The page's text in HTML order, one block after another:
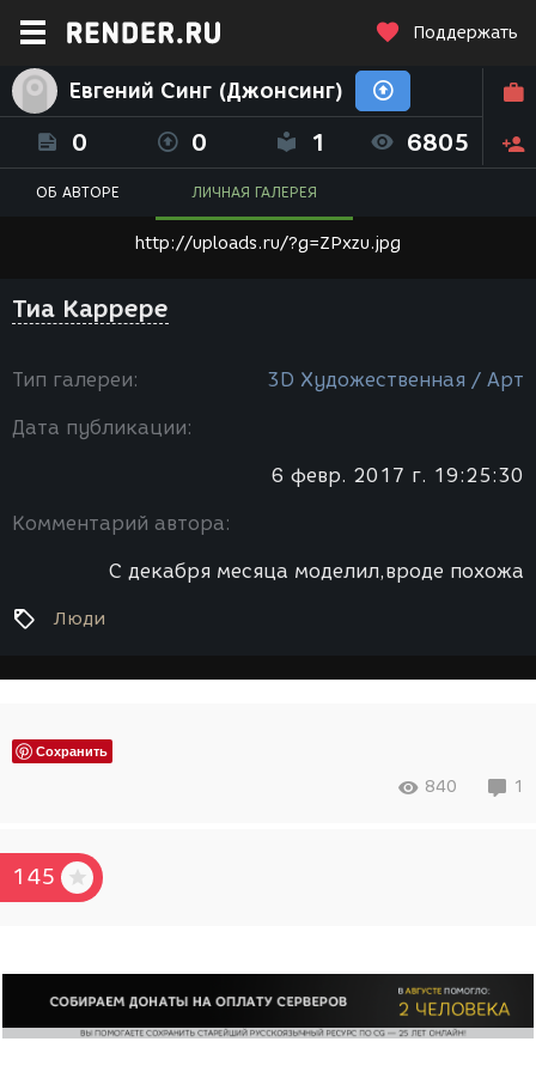
Поддержать
Евгений Синг (Джонсинг)
0 0 1 6805
ОБ АВТОРЕ ЛИЧНАЯ ГАЛЕРЕЯ
http://uploads.ru/?g=ZPxzu.jpg
Тиа Каррере
Тип галереи: 3D Художественная / Арт
Дата публикации:
6 февр. 2017 г. 19:25:30
Комментарий автора:
С декабря месяца моделил,вроде похожа
Люди
Сохранить
840 1
145